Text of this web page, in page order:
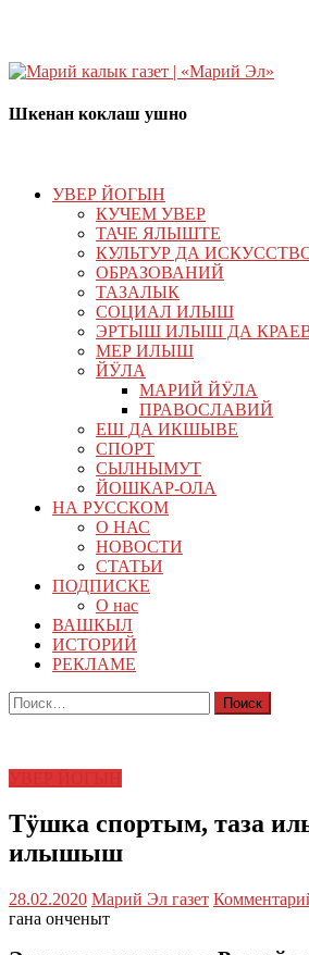
Шкенан коклаш ушно
УВЕР ЙОГЫН
КУЧЕМ УВЕР
ТАЧЕ ЯЛЫШТЕ
КУЛЬТУР ДА
ОБРАЗОВАНИЙ
ТАЗАЛЫК
СОЦИАЛ ИЛЫШ
ЭРТЫШ ИЛЫШ ДА
МЕР ИЛЫШ
ЙӰЛА
МАРИЙ ЙӰЛА
ПРАВОСЛАВИЙ
ЕШ ДА ИКШЫВЕ
СПОРТ
СЫЛНЫМУТ
ЙОШКАР-ОЛА
НА РУССКОМ
О НАС
НОВОСТИ
СТАТЬИ
ПОДПИСКЕ
О нас
ВАШКЫЛ
ИСТОРИЙ
РЕКЛАМЕ
Найти:
Тӱшка спортым, таза
илышыш
28.02.2020 Марий Эл газет
гана онченыт